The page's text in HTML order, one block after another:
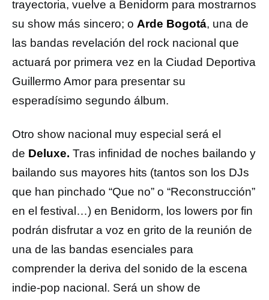
trayectoria, vuelve a Benidorm para mostrarnos
su show más sincero; o Arde Bogotá, una de
las bandas revelación del rock nacional que
actuará por primera vez en la Ciudad Deportiva
Guillermo Amor para presentar su
esperadísimo segundo álbum.
Otro show nacional muy especial será el
de Deluxe. Tras infinidad de noches bailando y
bailando sus mayores hits (tantos son los DJs
que han pinchado “Que no” o “Reconstrucción”
en el festival…) en Benidorm, los lowers por fin
podrán disfrutar a voz en grito de la reunión de
una de las bandas esenciales para
comprender la deriva del sonido de la escena
indie-pop nacional. Será un show de